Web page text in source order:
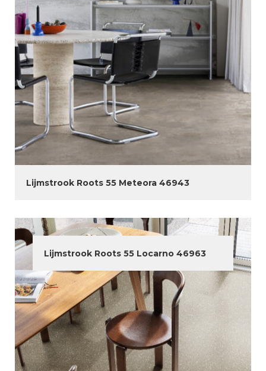
Lijmstrook Roots 55 Meteora 46943
Lijmstrook Roots 55 Locarno 46963